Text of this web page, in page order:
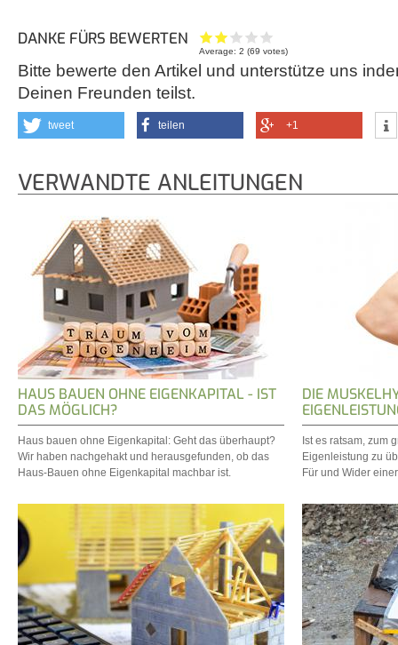
DANKE FÜRS BEWERTEN
Average:2 (69 votes)
Bitte bewerte den Artikel und unterstütze uns
Deinen Freunden teilst.
tweet teilen +1
VERWANDTE ANLEITUNGEN
HAUS BAUEN OHNE EIGENKAPITAL - IST
DAS MÖGLICH?
Haus bauen ohne Eigenkapital: Geht das überhaupt?
Wir haben nachgehakt und herausgefunden, ob das
Haus-Bauen ohne Eigenkapital machbar ist.
DIE
Ist es ratsam, zum
Eigenleistung zu
Für und Wider